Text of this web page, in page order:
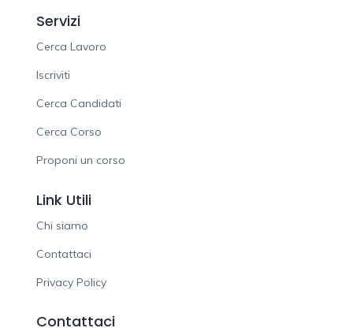
Servizi
Cerca Lavoro
Iscriviti
Cerca Candidati
Cerca Corso
Proponi un corso
Link Utili
Chi siamo
Contattaci
Privacy Policy
Contattaci